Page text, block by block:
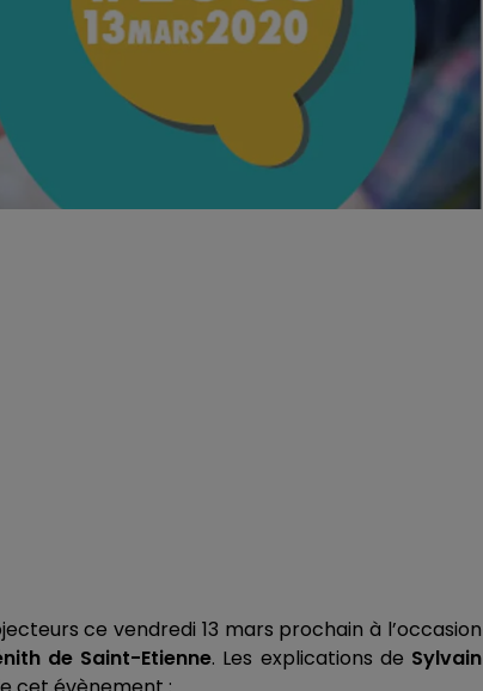
ce vendredi 13 mars prochain à l’occasion
de Saint-Etienne. Les explications de Sylvain